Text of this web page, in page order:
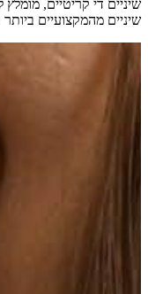
שיניים די קריטיים,
שיניים מהמקצועיים